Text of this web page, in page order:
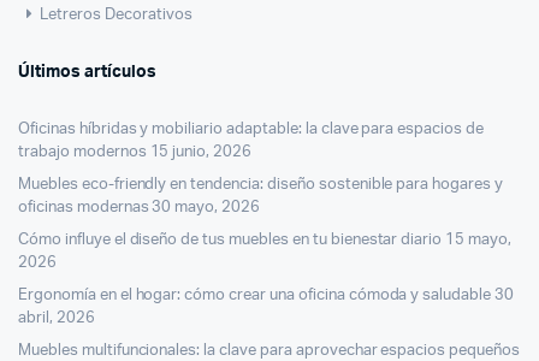
Letreros Decorativos
Últimos artículos
Oficinas híbridas y mobiliario adaptable: la clave para espacios de
trabajo modernos 15 junio, 2026
Muebles eco-friendly en tendencia: diseño sostenible para hogares y
oficinas modernas 30 mayo, 2026
Cómo influye el diseño de tus muebles en tu bienestar diario 15 mayo,
2026
Ergonomía en el hogar: cómo crear una oficina cómoda y saludable 30
abril, 2026
Muebles multifuncionales: la clave para aprovechar espacios pequeños